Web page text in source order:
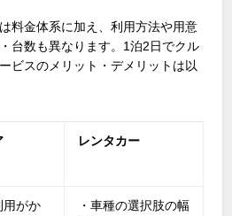
料金体系に加え、利用方法や用意
台数も異なります。 1泊2日でクル
ビスのメリット・デメリットは以
レンタカー
用がか
・車種の選択肢の幅